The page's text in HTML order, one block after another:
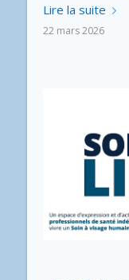
Lire la suite
22 mars 2026